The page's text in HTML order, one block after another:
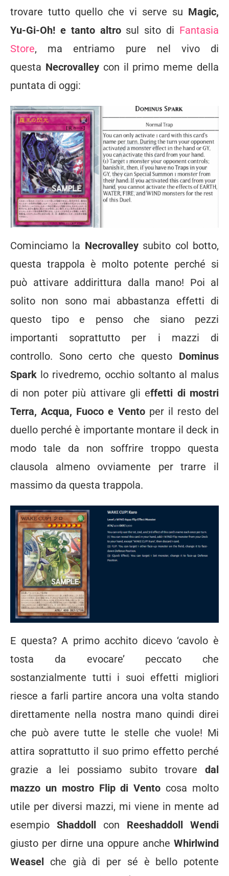
trovare tutto quello che vi serve su Magic,
Yu-Gi-Oh! e tanto altrosul sito di Fantasia
Store, ma entriamo pure nel vivo di
questa Necrovalley con il primo meme della
puntata di oggi:
Cominciamo la Necrovalleysubito col botto,
questa trappola è molto potente perché si
può attivare addirittura dalla mano! Poi al
solito non sono mai abbastanza effetti di
questo tipo e penso che siano pezzi
importanti soprattutto per i mazzi di
controllo. Sono certo che questo Dominus
Spark lo rivedremo, occhio soltanto al malus
di non poter più attivare gli effetti di mostri
Terra, Acqua, Fuoco e Ventoper il resto del
duello perché è importante montare il deck in
modo tale da non soffrire troppo questa
clausola almeno ovviamente per trarre il
massimo da questa trappola.
E questa? A primo acchito dicevo ‘cavolo è
tosta da evocare’ peccato che
sostanzialmente tutti i suoi effetti migliori
riesce a farli partire ancora una volta stando
direttamente nella nostra mano quindi direi
che può avere tutte le stelle che vuole! Mi
attira soprattutto il suo primo effetto perché
grazie a lei possiamo subito trovare dal
mazzo un mostro Flip di Vento cosa molto
utile per diversi mazzi, mi viene in mente ad
esempio Shaddoll con Reeshaddoll Wendi
giusto per dirne una oppure anche Whirlwind
Weasel che già di per sé è bello potente